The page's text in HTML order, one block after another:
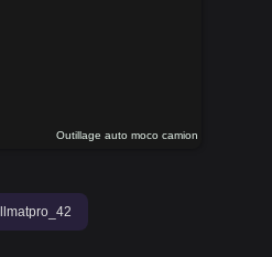
Outillage auto moco camion